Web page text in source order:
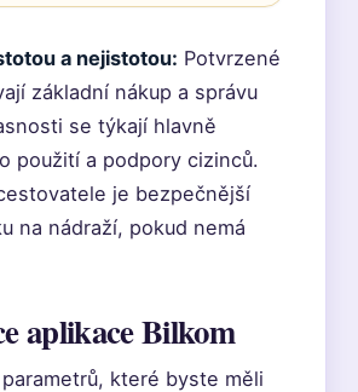
a nejistotou: Potvrzené
základní nákup a správu
se týkají hlavně
použití a podpory cizinců.
je bezpečnější
na nádraží, pokud nemá
aplikace Bilkom
které byste měli